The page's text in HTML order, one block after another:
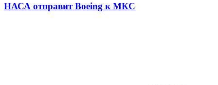
НАСА отправит Boeing к МКС